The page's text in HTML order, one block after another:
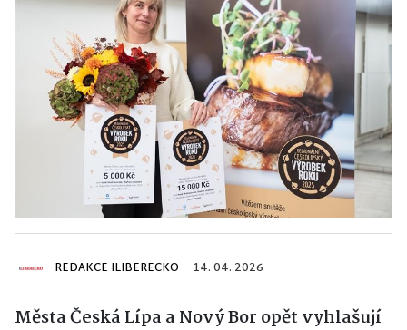
REDAKCE ILIBERECKO 14. 04. 2026
MěstaČeská Lípa a Nový Bor opět vyhlašují